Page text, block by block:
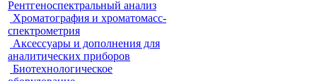
Рентгеноспектральный анализ
Хроматография и хроматомасс-
спектрометрия
Аксессуары и дополнения для
аналитических приборов
Биотехнологическое